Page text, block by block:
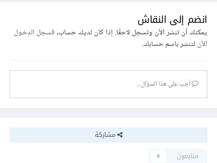
انضم إلى النقاش
يمكنك أن تنشر الآن وتسجل لاحقًا. إذا كان لديك حساب،فسجل الدخول
الآنلتنشر باسم حسابك.
أجب على هذا السؤال...
مشاركة
متابعون
0